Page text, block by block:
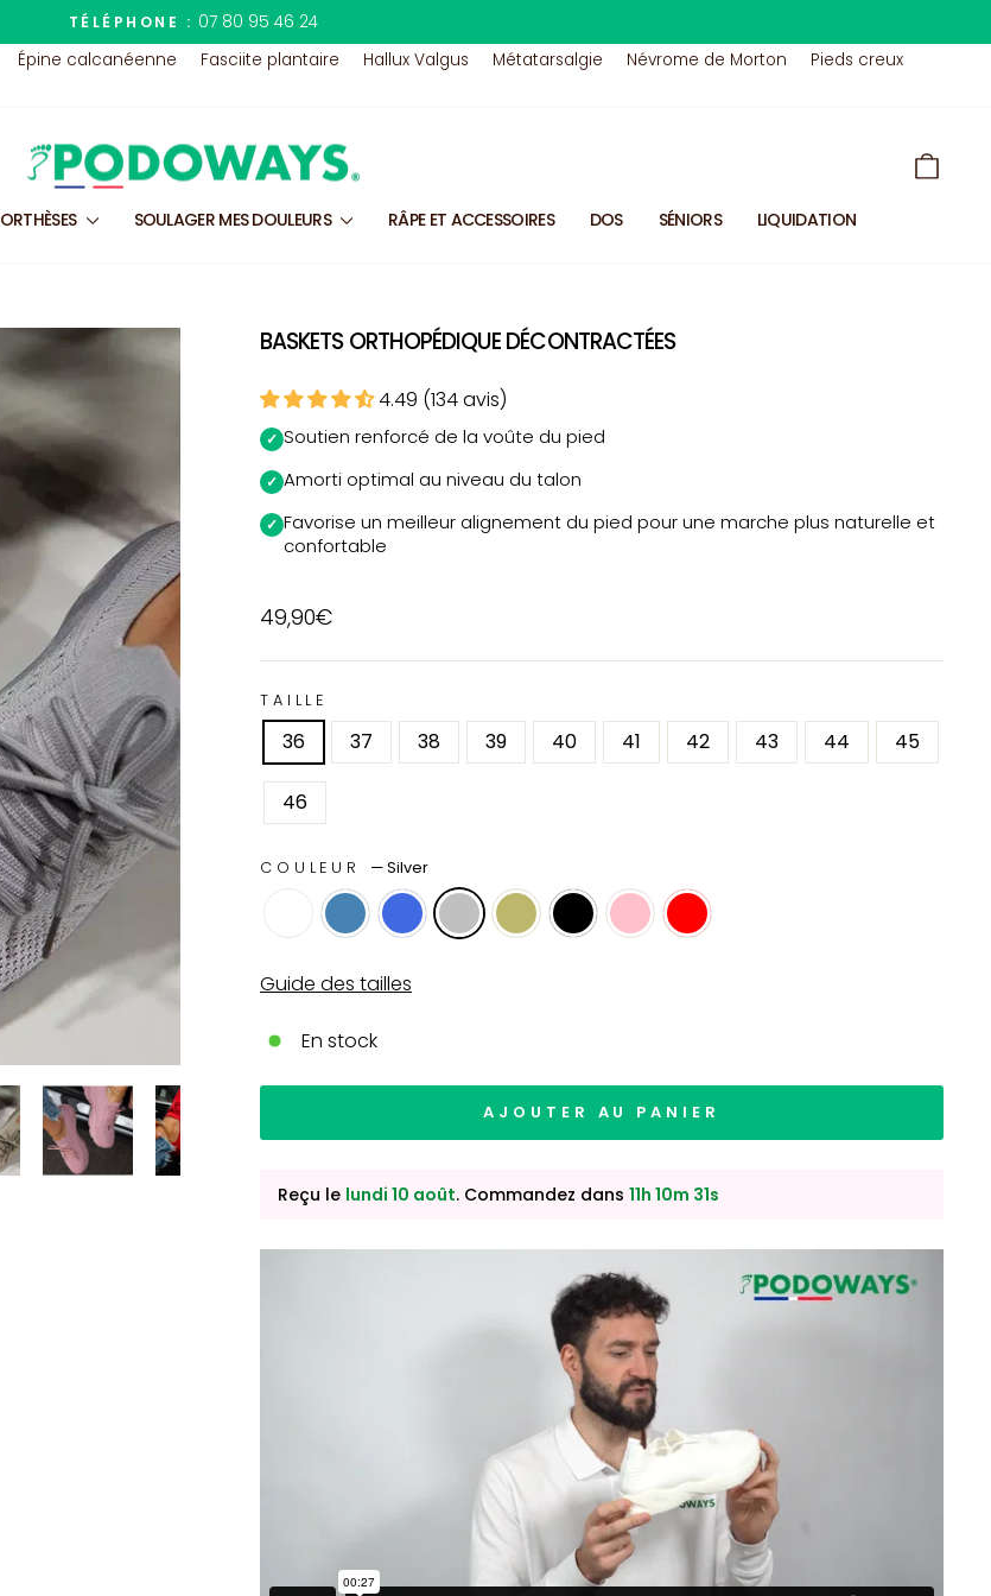
Diaporama
Pause
TÉLÉPHONE : 07 80 95 46 24
Épine calcanéenne Fasciite plantaire Hallux Valgus Métatarsalgie Névrome de Morton
Pieds creux
ORTHÈSES SOULAGER MES DOULEURS RÂPE ET ACCESSOIRES DOS SÉNIORS LIQUIDATION
BASKETS ORTHOPÉDIQUE DÉCONTRACTÉES
4.49 (134 avis)
✓ Soutien renforcé de la voûte du pied
✓ Amorti optimal au niveau du talon
✓ Favorise un meilleur alignement du pied pour une marche plus naturelle et
confortable
Prix
régulier
49,90€
TAILLE
36 37 38 39 40 41 42 43 44 45
46
COULEUR —Silver
Guide des tailles
En stock
AJOUTER AU PANIER
Reçu le lundi 10 août. Commandez dans 11h 10m 30s